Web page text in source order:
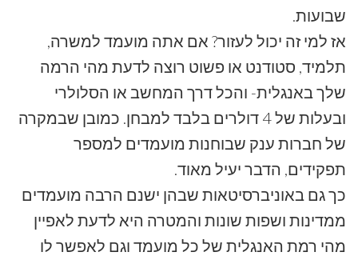
שבועות.
אז למי זה יכול לעזור? אם אתה מועמד למשרה,
תלמיד, סטודנט או פשוט רוצה לדעת מהי הרמה
שלך באנגלית- והכל דרך המחשב או הסלולרי
ובעלות של 4 דולרים בלבד למבחן. כמובן שבמקרה
של חברות ענק שבוחנות מועמדים למספר
תפקידים, הדבר יעיל מאוד.
כך גם באוניברסיטאות שבהן ישנם הרבה מועמדים
ממדינות ושפות שונות והמטרה היא לדעת לאפיין
מהי רמת האנגלית של כל מועמד וגם לאפשר לו